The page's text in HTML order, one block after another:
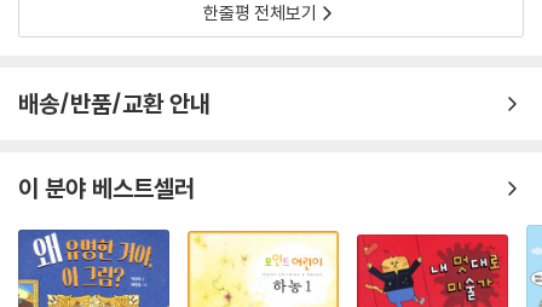
한줄평 전체보기
배송/반품/교환 안내
이 분야 베스트셀러